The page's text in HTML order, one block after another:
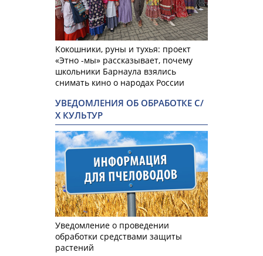
Кокошники, руны и тухья: проект
«Этно -мы» рассказывает, почему
школьники Барнаула взялись
снимать кино о народах России
УВЕДОМЛЕНИЯ ОБ ОБРАБОТКЕ С/
Х КУЛЬТУР
Уведомление о проведении
обработки средствами защиты
растений